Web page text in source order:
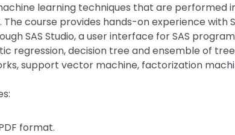
learning techniques that are performed
course provides hands-on experience with
SAS Studio, a user interface for SAS
regression, decision tree and ensemble of
support vector machine, factorization
format.